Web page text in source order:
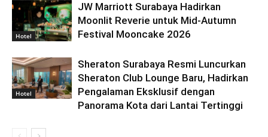
Hotel
JW Marriott Surabaya Hadirkan
Moonlit Reverie untuk Mid-Autumn
Festival Mooncake 2026
Hotel
Sheraton Surabaya Resmi Luncurkan
Sheraton Club Lounge Baru, Hadirkan
Pengalaman Eksklusif dengan
Panorama Kota dari Lantai Tertinggi